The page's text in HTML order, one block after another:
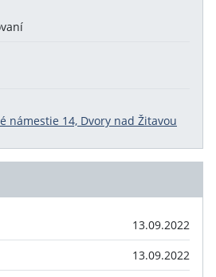
námestie 14, Dvory nad Žitavou
13.09.2022
13.09.2022